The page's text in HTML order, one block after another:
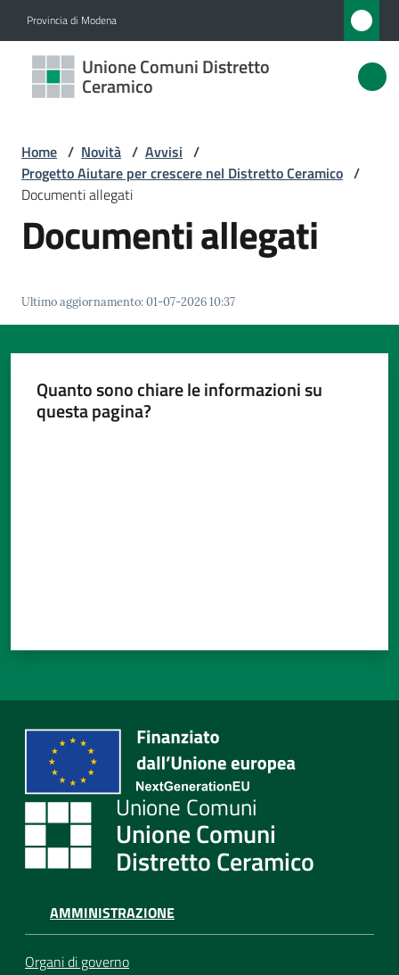
Provincia di Modena
Unione Comuni Distretto
Ceramico
Unione
Comuni
Ceramico
Amministrazione
l'Unione
Home / Novità / Avvisi /
Progetto Aiutare per crescere nel Distretto Ceramico /
Documenti allegati
Documenti allegati
Ultimo aggiornamento:01-07-2026 10:37
Quanto sono chiare le informazioni su
questa pagina?
Unione Comuni
Distretto Ceramico
AMMINISTRAZIONE
Organi di governo